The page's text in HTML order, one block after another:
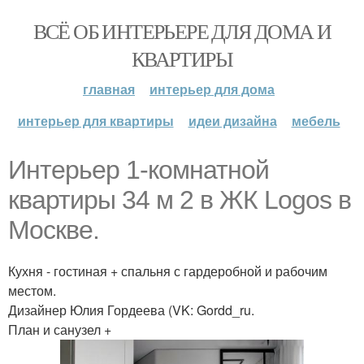
ВСЁ ОБ ИНТЕРЬЕРЕ ДЛЯ ДОМА И
КВАРТИРЫ
главная
интерьер для дома
интерьер для квартиры
идеи дизайна мебель
Интерьер 1-комнатной
квартиры 34 м 2 в ЖК Logos в
Москве.
Кухня - гостиная + спальня с гардеробной и рабочим
местом.
Дизайнер Юлия Гордеева (VK: Gordd_ru.
План и санузел +